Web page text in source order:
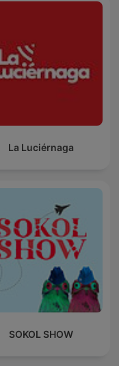
La Luciérnaga
SOKOL SHOW